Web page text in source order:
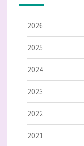
2026
2025
2024
2023
2022
2021